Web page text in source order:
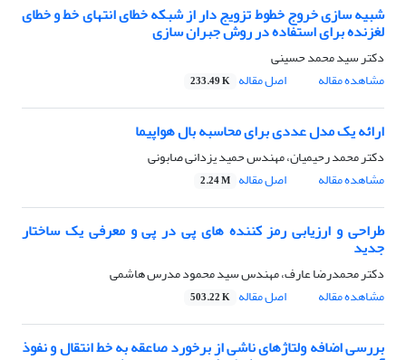
شبیه سازی خروج خطوط تزویج دار از شبکه خطای انتهای خط و خطای
لغزنده برای استفاده در روش جبران سازی
دکتر سید محمد حسینی
مشاهده مقاله
اصل مقاله 233.49 K
ارائه یک مدل عددی برای محاسبه بال هواپیما
دکتر محمد رحیمیان، مهندس حمید یزدانی صابونی
مشاهده مقاله
اصل مقاله 2.24 M
طراحی و ارزیابی رمز کننده های پی در پی و معرفی یک ساختار
جدید
دکتر محمدرضا عارف، مهندس سید محمود مدرس هاشمی
مشاهده مقاله
اصل مقاله 503.22 K
بررسی اضافه ولتاژهای ناشی از برخورد صاعقه به خط انتقال و نفوذ